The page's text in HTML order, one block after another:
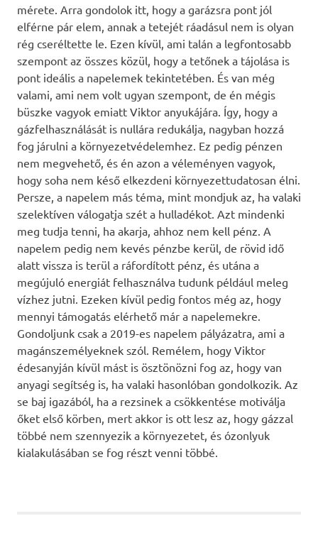
mérete. Arra gondolok itt, hogy a garázsra pont jól
elférne pár elem, annak a tetejét ráadásul nem is olyan
rég cseréltette le. Ezen kívül, ami talán a legfontosabb
szempont az összes közül, hogy a tetőnek a tájolása is
pont ideális a napelemek tekintetében. És van még
valami, ami nem volt ugyan szempont, de én mégis
büszke vagyok emiatt Viktor anyukájára. Így, hogy a
gázfelhasználását is nullára redukálja, nagyban hozzá
fog járulni a környezetvédelemhez. Ez pedig pénzen
nem megvehető, és én azon a véleményen vagyok,
hogy soha nem késő elkezdeni környezettudatosan élni.
Persze, a napelem más téma, mint mondjuk az, ha valaki
szelektíven válogatja szét a hulladékot. Azt mindenki
meg tudja tenni, ha akarja, ahhoz nem kell pénz. A
napelem pedig nem kevés pénzbe kerül, de rövid idő
alatt vissza is terül a ráfordított pénz, és utána a
megújuló energiát felhasználva tudunk például meleg
vízhez jutni. Ezeken kívül pedig fontos még az, hogy
mennyi támogatás elérhető már a napelemekre.
Gondoljunk csak a 2019-es napelem pályázatra, ami a
magánszemélyeknek szól. Remélem, hogy Viktor
édesanyján kívül mást is ösztönözni fog az, hogy van
anyagi segítség is, ha valaki hasonlóban gondolkozik. Az
se baj igazából, ha a rezsinek a csökkentése motiválja
őket első körben, mert akkor is ott lesz az, hogy gázzal
többé nem szennyezik a környezetet, és ózonlyuk
kialakulásában se fog részt venni többé.